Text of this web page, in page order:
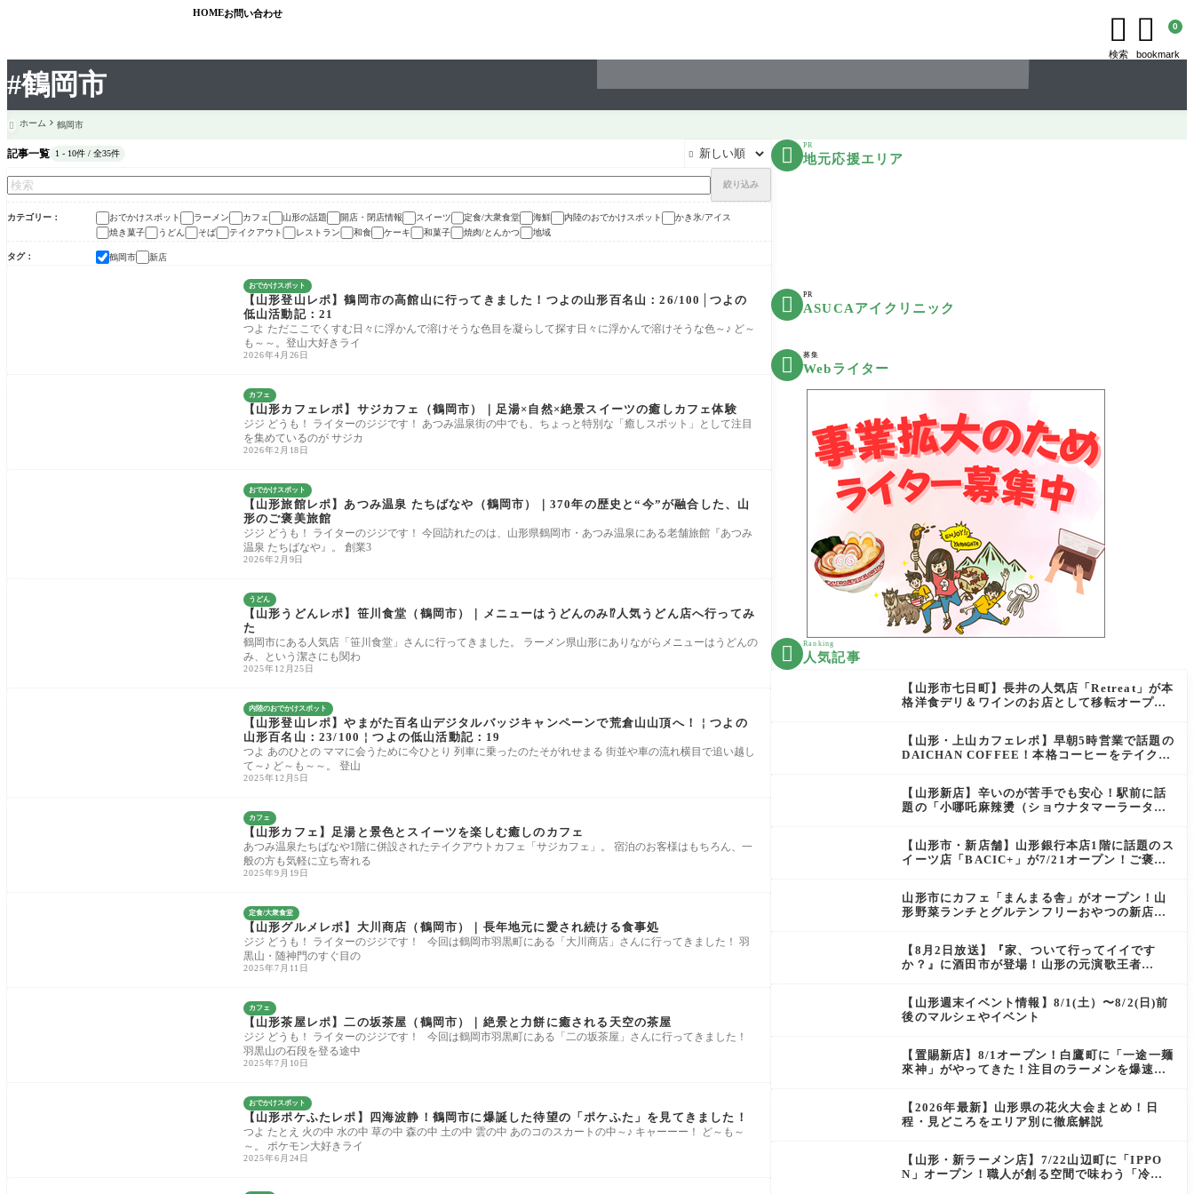
#鶴岡市
HOMEお問い合わせ 
検索
 0
bookmark
 ホーム 鶴岡市
記事一覧 1 - 10件 / 全35件 
絞り込み
カテゴリー おでかけスポット ラーメン カフェ 山形の話題 開店・閉店情報 スイーツ 定食/大衆食堂 海鮮 内陸のおでかけスポット
かき氷/アイス
焼き菓子
うどん そば テイクアウト レストラン 和食 ケーキ 和菓子 焼肉/とんかつ 地域
タグ 鶴岡市 新店
おでかけスポット
【山形登山レポ】鶴岡市の高館山に行ってきました！つよの山形百名山：26/100│つよの
低山活動記：21
つよ ただここでくすむ日々に浮かんで溶けそうな色目を凝らして探す日々に浮かんで溶けそうな色～♪ ど～
も～～。登山大好きライ
2026年4月26日
カフェ
【山形カフェレポ】サジカフェ（鶴岡市）｜足湯×自然×絶景スイーツの癒しカフェ体験
ジジ どうも！ ライターのジジです！ あつみ温泉街の中でも、ちょっと特別な「癒しスポット」として注目
を集めているのが サジカ
2026年2月18日
おでかけスポット
【山形旅館レポ】あつみ温泉 たちばなや（鶴岡市）｜370年の歴史と“今”が融合した、山
形のご褒美旅館
ジジ どうも！ ライターのジジです！ 今回訪れたのは、山形県鶴岡市・あつみ温泉にある老舗旅館『あつみ
温泉 たちばなや』。 創業3
2026年2月9日
うどん
【山形うどんレポ】笹川食堂（鶴岡市）｜メニューはうどんのみ⁉︎人気うどん店へ行ってみ
た
鶴岡市にある人気店「笹川食堂」さんに行ってきました。 ラーメン県山形にありながらメニューはうどんの
み、という潔さにも関わ
2025年12月25日
内陸のおでかけスポット
【山形登山レポ】やまがた百名山デジタルバッジキャンペーンで荒倉山山頂へ！￤つよの
山形百名山：23/100￤つよの低山活動記：19
つよ あのひとの ママに会うために今ひとり 列車に乗ったのたそがれせまる 街並や車の流れ横目で追い越し
て～♪ ど～も～～。 登山
2025年12月5日
カフェ
【山形カフェ】足湯と景色とスイーツを楽しむ癒しのカフェ
あつみ温泉たちばなや1階に併設されたテイクアウトカフェ「サジカフェ」。 宿泊のお客様はもちろん、一
般の方も気軽に立ち寄れる
2025年9月19日
定食/大衆食堂
【山形グルメレポ】大川商店（鶴岡市）｜長年地元に愛され続ける食事処
ジジ どうも！ ライターのジジです！ 今回は鶴岡市羽黒町にある「大川商店」さんに行ってきました！ 羽
黒山・随神門のすぐ目の
2025年7月11日
カフェ
【山形茶屋レポ】二の坂茶屋（鶴岡市）｜絶景と力餅に癒される天空の茶屋
ジジ どうも！ ライターのジジです！ 今回は鶴岡市羽黒町にある「二の坂茶屋」さんに行ってきました！
羽黒山の石段を登る途中
2025年7月10日
おでかけスポット
【山形ポケふたレポ】四海波静！鶴岡市に爆誕した待望の「ポケふた」を見てきました！
つよ たとえ 火の中 水の中 草の中 森の中 土の中 雲の中 あのコのスカートの中～♪ キャーーー！ ど～も～
～。 ポケモン大好きライ
2025年6月24日
 PR
地元応援エリア
 PR
ASUCAアイクリニック
 募集
Webライター
 Ranking
人気記事
【山形市七日町】長井の人気店「Retreat」が本
格洋食デリ＆ワインのお店として移転オープン
【山形・上山カフェレポ】早朝5時営業で話題の
DAICHAN COFFEE！本格コーヒーをテイクア
【山形新店】辛いのが苦手でも安心！駅前に話
題の「小哪吒麻辣燙（ショウナタマーラータ
【山形市・新店舗】山形銀行本店1階に話題のス
イーツ店「BACIC+」が7/21オープン！ご褒美
山形市にカフェ「まんまる舎」がオープン！山
形野菜ランチとグルテンフリーおやつの新店情
【8月2日放送】『家、ついて行ってイイです
か？』に酒田市が登場！山形の元演歌王者
【山形週末イベント情報】8/1(土）〜8/2(日)前
後のマルシェやイベント
【置賜新店】8/1オープン！白鷹町に「一途一麺
來神」がやってきた！注目のラーメンを爆速実
【2026年最新】山形県の花火大会まとめ！日
程・見どころをエリア別に徹底解説
【山形・新ラーメン店】7/22山辺町に「IPPO
N」オープン！職人が創る空間で味わう「冷た